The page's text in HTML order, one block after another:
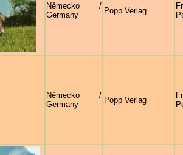
Německo /
Germany
Popp Verlag
Německo /
Germany
Popp Verlag